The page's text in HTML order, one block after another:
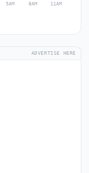
ADVERTISE HERE